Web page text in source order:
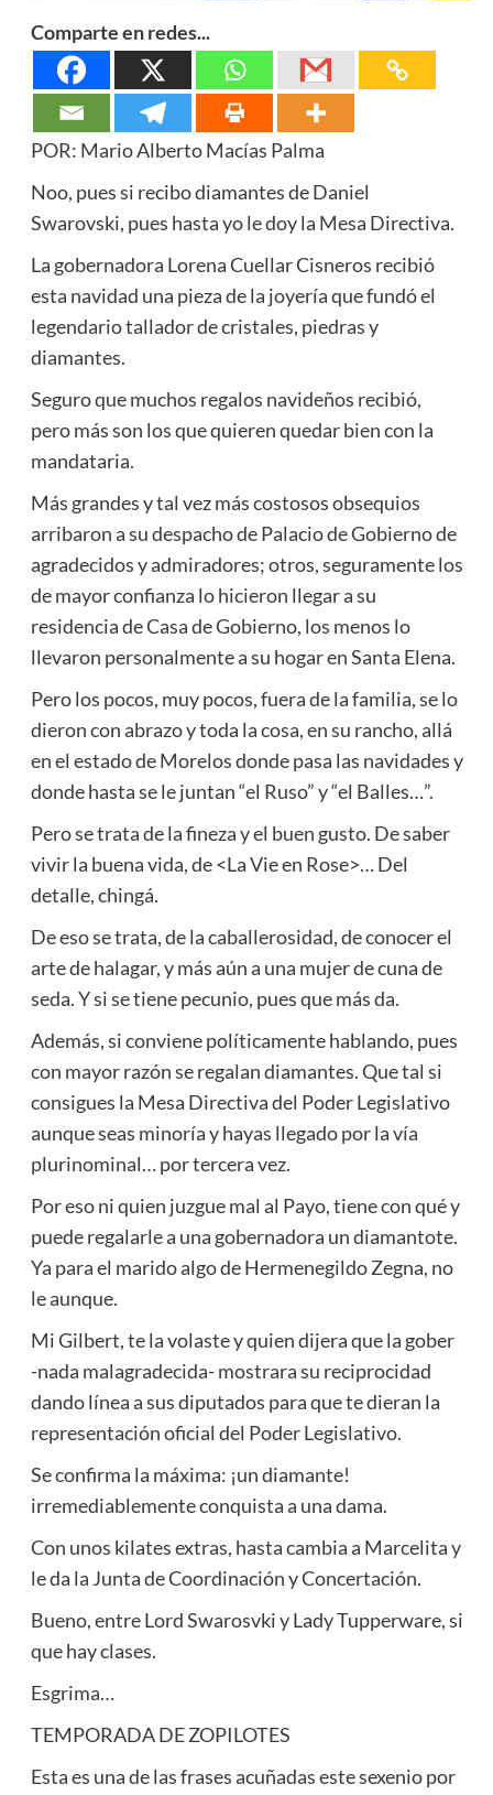
Comparte en redes...
POR: Mario Alberto Macías Palma
Noo, pues si recibo diamantes de Daniel
Swarovski, pues hasta yo le doy la Mesa Directiva.
La gobernadora Lorena Cuellar Cisneros recibió
esta navidad una pieza de la joyería que fundó el
legendario tallador de cristales, piedras y
diamantes.
Seguro que muchos regalos navideños recibió,
pero más son los que quieren quedar bien con la
mandataria.
Más grandes y tal vez más costosos obsequios
arribaron a su despacho de Palacio de Gobierno de
agradecidos y admiradores; otros, seguramente los
de mayor confianza lo hicieron llegar a su
residencia de Casa de Gobierno, los menos lo
llevaron personalmente a su hogar en Santa Elena.
Pero los pocos, muy pocos, fuera de la familia, se lo
dieron con abrazo y toda la cosa, en su rancho, allá
en el estado de Morelos donde pasa las navidades y
donde hasta se le juntan “el Ruso” y “el Balles…”.
Pero se trata de la fineza y el buen gusto. De saber
vivir la buena vida, de <La Vie en Rose>… Del
detalle, chingá.
De eso se trata, de la caballerosidad, de conocer el
arte de halagar, y más aún a una mujer de cuna de
seda. Y si se tiene pecunio, pues que más da.
Además, si conviene políticamente hablando, pues
con mayor razón se regalan diamantes. Que tal si
consigues la Mesa Directiva del Poder Legislativo
aunque seas minoría y hayas llegado por la vía
plurinominal… por tercera vez.
Por eso ni quien juzgue mal al Payo, tiene con qué y
puede regalarle a una gobernadora un diamantote.
Ya para el marido algo de Hermenegildo Zegna, no
le aunque.
Mi Gilbert, te la volaste y quien dijera que la gober
-nada malagradecida- mostrara su reciprocidad
dando línea a sus diputados para que te dieran la
representación oficial del Poder Legislativo.
Se confirma la máxima: ¡un diamante!
irremediablemente conquista a una dama.
Con unos kilates extras, hasta cambia a Marcelita y
le da la Junta de Coordinación y Concertación.
Bueno, entre Lord Swarosvki y Lady Tupperware, si
que hay clases.
Esgrima…
TEMPORADA DE ZOPILOTES
Esta es una de las frases acuñadas este sexenio por